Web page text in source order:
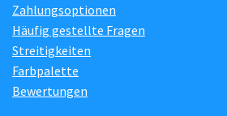
Zahlungsoptionen
Häufig gestellte Fragen
Streitigkeiten
Farbpalette
Bewertungen